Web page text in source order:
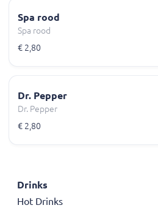
Spa rood
Spa rood
€ 2,80
Dr. Pepper
Dr. Pepper
€ 2,80
Drinks
Hot Drinks